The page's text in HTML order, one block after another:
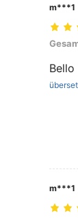
m***1
m***1